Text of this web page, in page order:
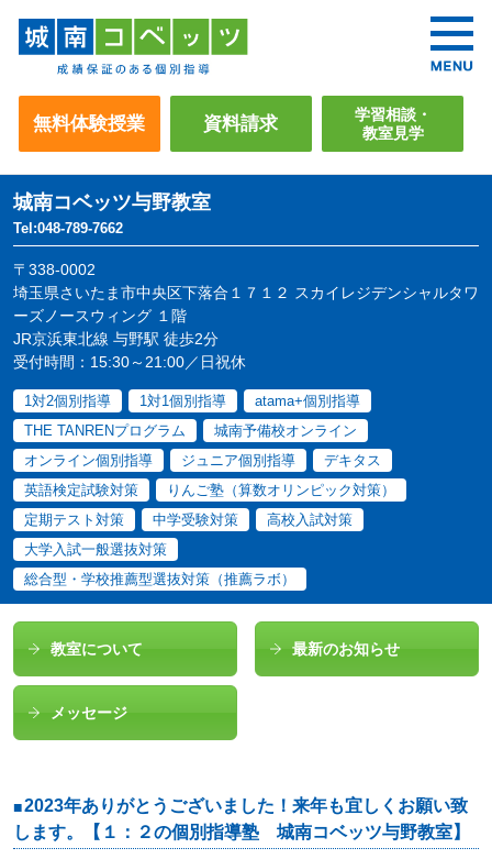
無料体験授業 資料請求
学習相談・
教室見学
城南コベッツ与野教室
Tel:048-789-7662
〒338-0002
埼玉県さいたま市中央区下落合１７１２ スカイレジデンシャルタワ
ーズノースウィング １階
JR京浜東北線 与野駅 徒歩2分
受付時間：15:30～21:00／日祝休
1対2個別指導 1対1個別指導
atama+個別指導
THE TANRENプログラム
城南予備校オンライン
オンライン個別指導
ジュニア個別指導
デキタス
英語検定試験対策
りんご塾（算数オリンピック対策）
定期テスト対策
中学受験対策
高校入試対策
大学入試一般選抜対策
総合型・学校推薦型選抜対策（推薦ラボ）
教室について 最新のお知らせ
メッセージ
2023年ありがとうございました！来年も宜しくお願い致
します。【１：２の個別指導塾 城南コベッツ与野教室】